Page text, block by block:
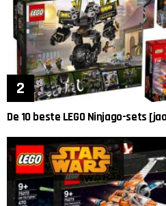
De 10 beste LEGO Ninjago-sets